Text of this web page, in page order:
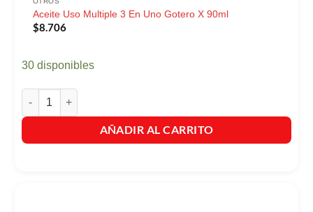
Aceite Uso Multiple 3 En Uno Gotero X 90ml
$8.706
30 disponibles
Aceite Uso Multiple 3 En Uno Gotero X 90ml cantidad
AÑADIR AL CARRITO